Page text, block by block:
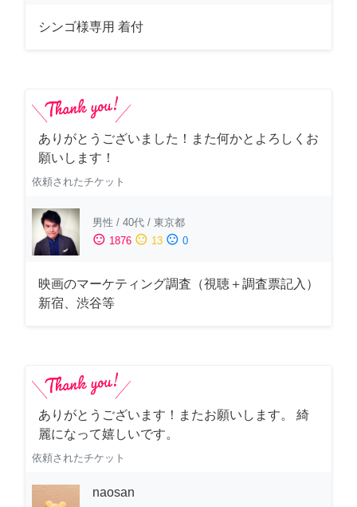
シンゴ様専用 着付
ありがとうございました！また何かとよろしくお
願いします！
依頼されたチケット
男性 / 40代 / 東京都
sentiment_satisfied 1876 sentiment_neutral 13 sentiment_dissatisfied 0
映画のマーケティング調査（視聴＋調査票記入）
新宿、渋谷等
ありがとうございます！またお願いします。 綺
麗になって嬉しいです。
依頼されたチケット
naosan